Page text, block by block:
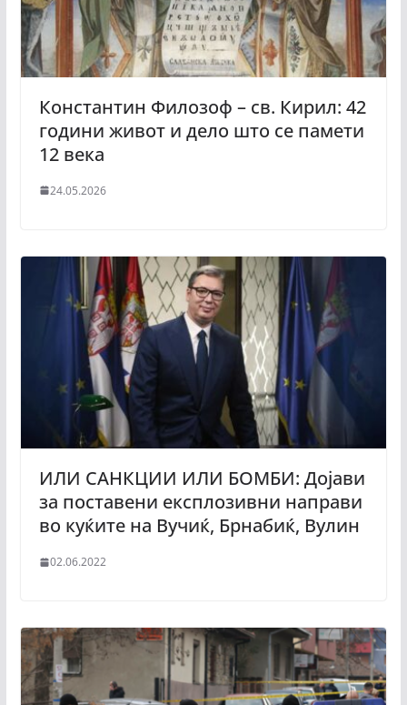
Константин Филозоф – св. Кирил: 42
години живот и дело што се памети
12 века
24.05.2026
ИЛИ САНКЦИИ ИЛИ БОМБИ: Дојави
за поставени експлозивни направи
во куќите на Вучиќ, Брнабиќ, Вулин
02.06.2022